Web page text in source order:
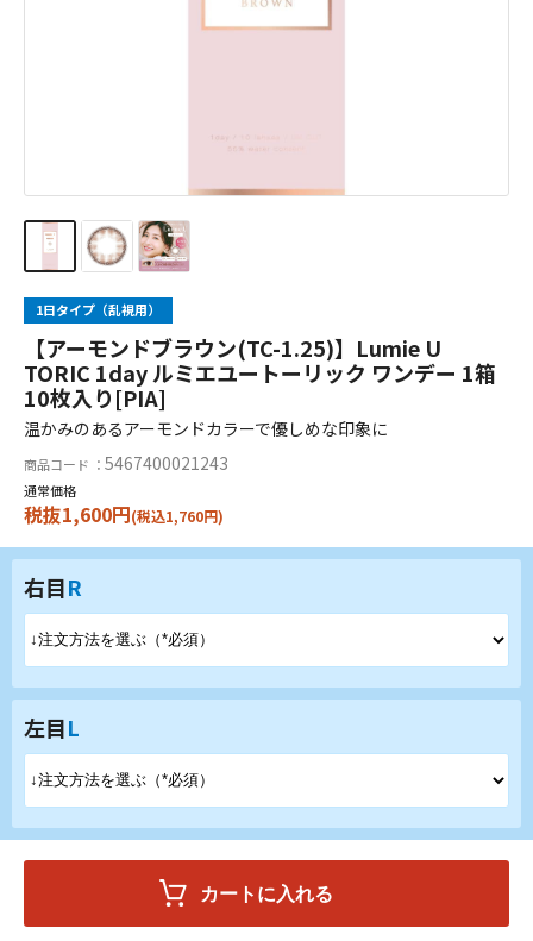
1日タイプ（乱視用）
【アーモンドブラウン(TC-1.25)】Lumie U
TORIC 1day ルミエユートーリック ワンデー 1箱
10枚入り[PIA]
温かみのあるアーモンドカラーで優しめな印象に
商品コード ： 5467400021243
通常価格
税抜1,600円(税込1,760円)
右目R
左目L